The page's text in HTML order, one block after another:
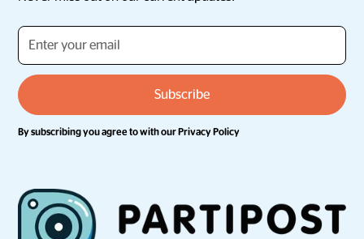
By subscribing you agree to with ourPrivacy Policy